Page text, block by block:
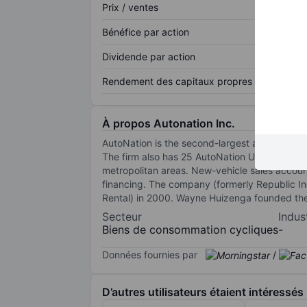
Prix / ventes
Bénéfice par action
Dividende par action
Rendement des capitaux propres
À propos Autonation Inc.
AutoNation is the second-largest
The firm also has 25 AutoNation USA used-
metropolitan areas. New-vehicle sales
financing. The company (formerly Republic
Rental) in 2000. Wayne Huizenga founded
Secteur
Biens de consommation cycliques-
Données fournies par /
D’autres utilisateurs étaient intéressés